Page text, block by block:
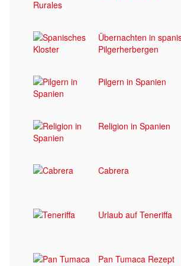
Übernachten in
Pilgerherbergen
Pilgern in Spanien
Religion in Spanien
Cabrera
Urlaub auf Teneriffa
Pan Tumaca Rezept